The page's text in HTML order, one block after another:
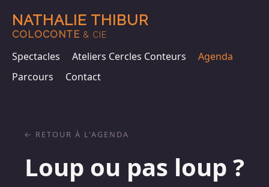
NATHALIE THIBUR
COLOCONTE & CIE
Spectacles Ateliers Cercles Conteurs
Agenda
Parcours
Contact
Loup ou pas loup ?
RETOUR À L'AGENDA